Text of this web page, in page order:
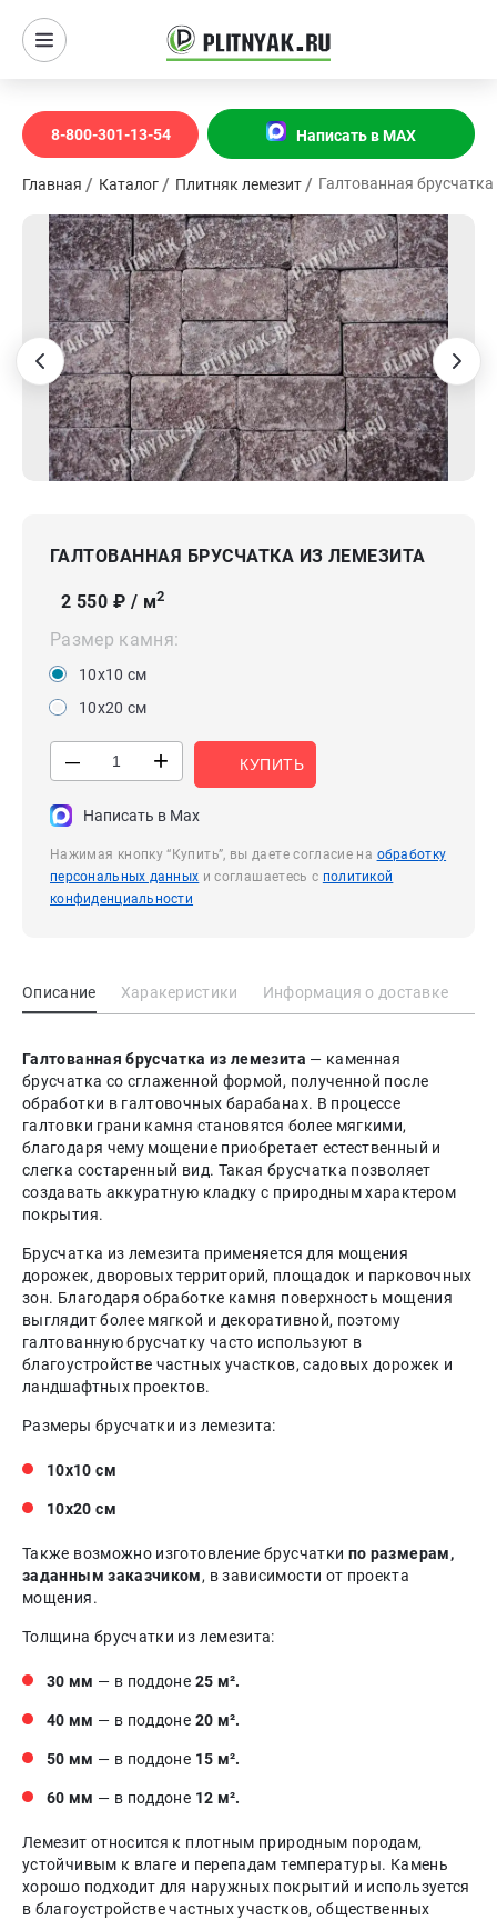
8-800-301-13-54 Написать в MAX
Главная Каталог Плитняк лемезит Галтованная
ГАЛТОВАННАЯ БРУСЧАТКА ИЗ ЛЕМЕЗИТА
2 550 ₽ / м2
Размер камня:
10х10 см
10х20 см
— + КУПИТЬ
Написать в Max
Нажимая кнопку “Купить”, вы даете согласие на обработку
персональных данных и соглашаетесь с политикой
конфиденциальности
Описание Харакеристики Информация о доставке
Галтованная брусчатка из лемезита — каменная
брусчатка со сглаженной формой, полученной после
обработки в галтовочных барабанах. В процессе
галтовки грани камня становятся более мягкими,
благодаря чему мощение приобретает естественный и
слегка состаренный вид. Такая брусчатка позволяет
создавать аккуратную кладку с природным характером
покрытия.
Брусчатка из лемезита применяется для мощения
дорожек, дворовых территорий, площадок и парковочных
зон. Благодаря обработке камня поверхность мощения
выглядит более мягкой и декоративной, поэтому
галтованную брусчатку часто используют в
благоустройстве частных участков, садовых дорожек и
ландшафтных проектов.
Размеры брусчатки из лемезита:
10х10 см
10х20 см
Также возможно изготовление брусчатки по размерам,
заданным заказчиком, в зависимости от проекта
мощения.
Толщина брусчатки из лемезита:
30 мм — в поддоне 25 м².
40 мм — в поддоне 20 м².
50 мм — в поддоне 15 м².
60 мм — в поддоне 12 м².
Лемезит относится к плотным природным породам,
устойчивым к влаге и перепадам температуры. Камень
хорошо подходит для наружных покрытий и используется
в благоустройстве частных участков, общественных